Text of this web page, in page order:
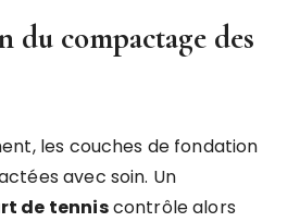
du compactage des
les couches de fondation
avec soin. Un
de tenniscontrôle alors